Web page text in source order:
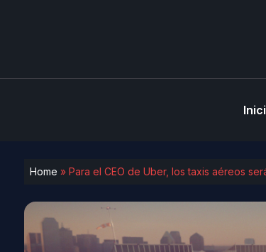
Home » Para el CEO de Uber, los taxis aéreos